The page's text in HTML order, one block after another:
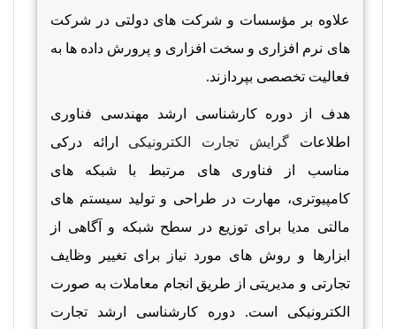
علاوه بر مؤسسات و شرکت های دولتی در شرکت
های نرم افزاری و سخت افزاری و پرورش داده ها به
فعالیت تخصصی بپردازند.
هدف از دوره
کارشناسی ارشد مهندسی فناوری
اطلاعاتگرایش تجارت الکترونیکی
ارائه درکی
مناسب از فناوری های مرتبط با شبکه های
کامپیوتری، مهارت در طراحی و تولید سیستم های
مالتی مدیا برای توزیع در سطح شبکه و آگاهی از
ابزارها و روش های مورد نیاز برای تغییر وظایف
تجارتی و مدیریتی از طریق انجام معاملات به صورت
الکترونیکی است. دوره
کارشناسی ارشد تجارت